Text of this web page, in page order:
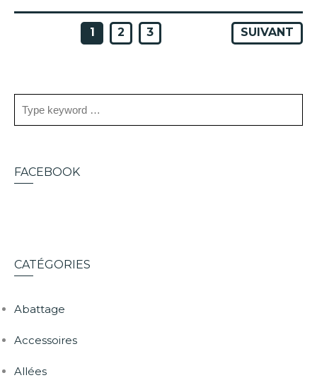
PAGINATION
1 2 3 SUIVANT
FACEBOOK
CATÉGORIES
Abattage
Accessoires
Allées